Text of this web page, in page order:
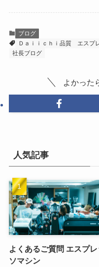
ブログ
Ｄａｉｉｃｈｉ品質
エスプ
社長ブログ
よかった
人気記事
よくあるご質問 エスプレ
ソマシン